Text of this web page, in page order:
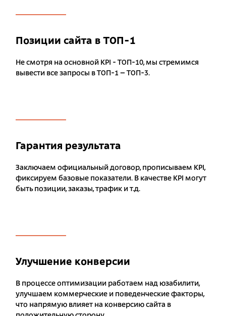
Позиции сайта в ТОП-1
Не смотря на основной KPI - ТОП-10, мы стремимся
вывести все запросы в ТОП-1 – ТОП-3.
Гарантия результата
Заключаем официальный договор, прописываем KPI,
фиксируем базовые показатели. В качестве KPI могут
быть позиции, заказы, трафик и т.д.
Улучшение конверсии
В процессе оптимизации работаем над юзабилити,
улучшаем коммерческие и поведенческие факторы,
что напрямую влияет на конверсию сайта в